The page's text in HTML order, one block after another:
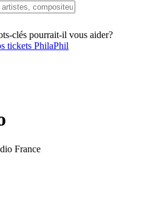
clés pourrait-il vous aider?
tickets PhilaPhil
France